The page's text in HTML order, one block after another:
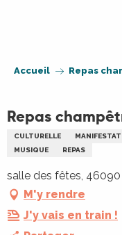
Accueil Repas
Repas
CULTURELLE
MUSIQUE
REPAS
salle des fêtes, 46090
M'y rendre
J'y vais en train !